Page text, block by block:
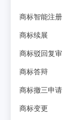
商标智能注册
商标续展
商标驳回复审
商标答辩
商标撤三申请
商标变更